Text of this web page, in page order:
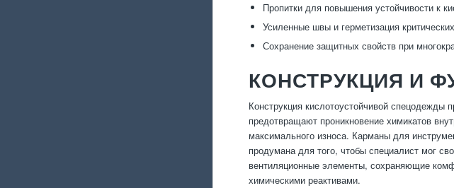
Пропитки для повышения устойчивости к
Усиленные швы и герметизация
Сохранение защитных свойств при
КОНСТРУКЦИЯ И
Конструкция кислотоустойчивой
предотвращают проникновение химикатов
максимального износа. Карманы для
продумана для того, чтобы специалист мог
вентиляционные элементы, сохраняющие
химическими реактивами.